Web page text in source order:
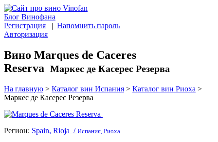
Блог Винофана
Регистрация | Напомнить пароль
Авторизация
Вино Marques de Caceres
Reserva Маркес де Касерес Резерва
На главную > Каталог вин Испания > Каталог вин Риоха >
Маркес де Касерес Резерва
Регион: Spain, Rioja / Испания, Риоха